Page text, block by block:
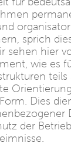
sprich
sehen hier
wie es
Dies
der